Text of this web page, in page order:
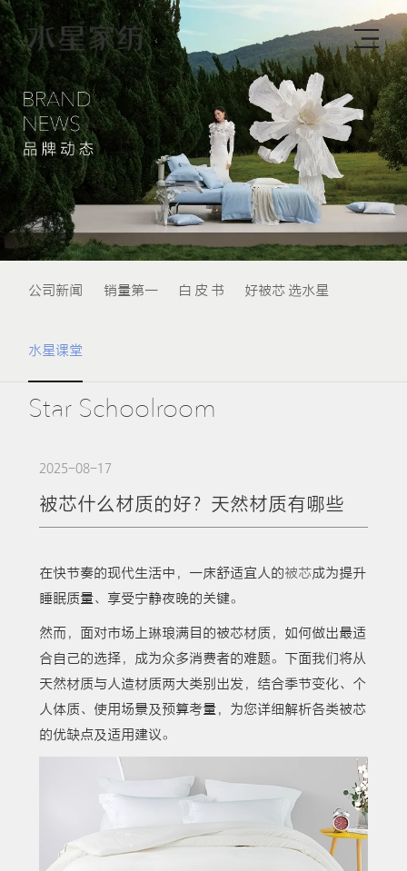
公司新闻 销量第一 白 皮 书 好被芯 选水星
水星课堂
Star Schoolroom
2025-08-17
被芯什么材质的好？天然材质有哪些
在快节奏的现代生活中，一床舒适宜人的被芯成为提升
睡眠质量、享受宁静夜晚的关键。
然而，面对市场上琳琅满目的被芯材质，如何做出最适
合自己的选择，成为众多消费者的难题。下面我们将从
天然材质与人造材质两大类别出发，结合季节变化、个
人体质、使用场景及预算考量，为您详细解析各类被芯
的优缺点及适用建议。